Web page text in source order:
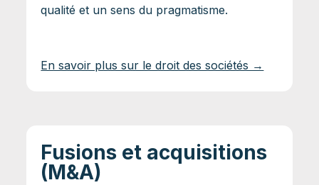
qualité et un sens du pragmatisme.
En savoir plus sur le droit des sociétés →
Fusions et acquisitions
(M&A)